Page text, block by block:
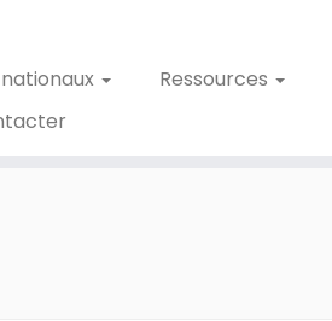
Ressources